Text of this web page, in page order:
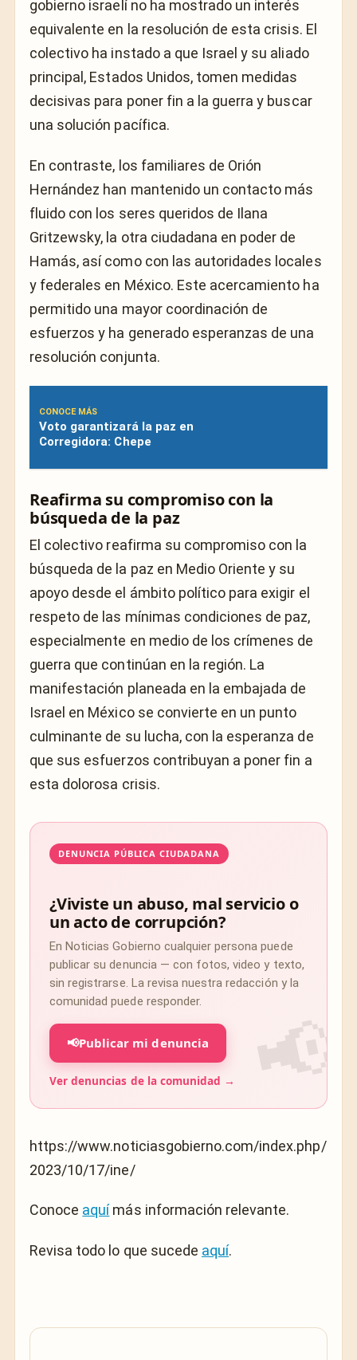
gobierno israelí no ha mostrado un interés
equivalente en la resolución de esta crisis. El
colectivo ha instado a que Israel y su aliado
principal, Estados Unidos, tomen medidas
decisivas para poner fin a la guerra y buscar
una solución pacífica.
En contraste, los familiares de Orión
Hernández han mantenido un contacto más
fluido con los seres queridos de Ilana
Gritzewsky, la otra ciudadana en poder de
Hamás, así como con las autoridades locales
y federales en México. Este acercamiento ha
permitido una mayor coordinación de
esfuerzos y ha generado esperanzas de una
resolución conjunta.
CONOCE MÁS
Voto garantizará la paz en
Corregidora: Chepe
Reafirma su compromiso con la
búsqueda de la paz
El colectivo reafirma su compromiso con la
búsqueda de la paz en Medio Oriente y su
apoyo desde el ámbito político para exigir el
respeto de las mínimas condiciones de paz,
especialmente en medio de los crímenes de
guerra que continúan en la región. La
manifestación planeada en la embajada de
Israel en México se convierte en un punto
culminante de su lucha, con la esperanza de
que sus esfuerzos contribuyan a poner fin a
esta dolorosa crisis.
DENUNCIA PÚBLICA CIUDADANA
¿Viviste un abuso, mal servicio o
un acto de corrupción?
En Noticias Gobierno cualquier persona puede
publicar su denuncia — con fotos, video y texto,
sin registrarse. La revisa nuestra redacción y la
comunidad puede responder.
📢Publicar mi denuncia
Ver denuncias de la comunidad →
https://www.noticiasgobierno.com/index.php/
2023/10/17/ine/
Conoce aquímás información relevante.
Revisa todo lo que sucede aquí.